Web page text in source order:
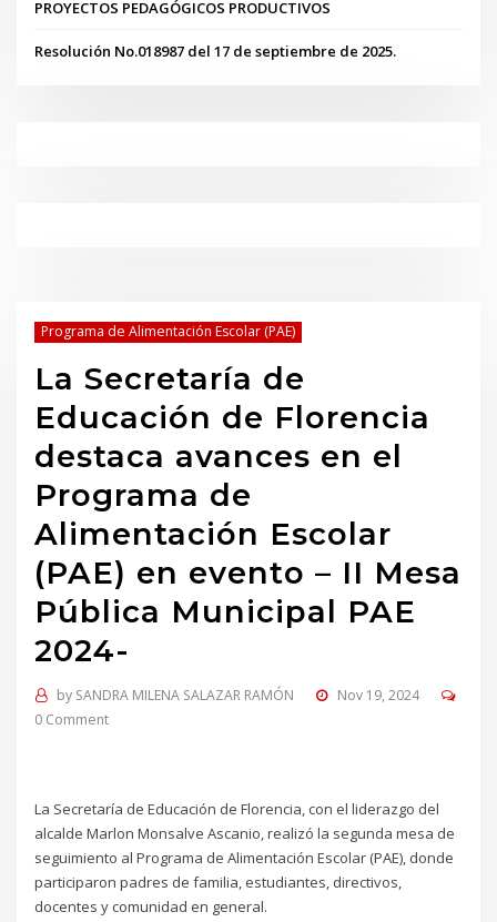
PROYECTOS PEDAGÓGICOS PRODUCTIVOS
Resolución No.018987 del 17 de septiembre de 2025.
Programa de Alimentación Escolar (PAE)
La Secretaría de
Educación de Florencia
destaca avances en el
Programa de
Alimentación Escolar
(PAE) en evento – II Mesa
Pública Municipal PAE
2024-
by SANDRA MILENA SALAZAR RAMÓN
Nov 19, 2024
0 Comment
La Secretaría de Educación de Florencia, con el liderazgo del
alcalde Marlon Monsalve Ascanio, realizó la segunda mesa de
seguimiento al Programa de Alimentación Escolar (PAE), donde
participaron padres de familia, estudiantes, directivos,
docentes y comunidad en general.